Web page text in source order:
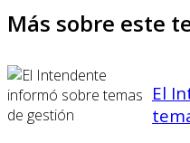
Más sobre este
El